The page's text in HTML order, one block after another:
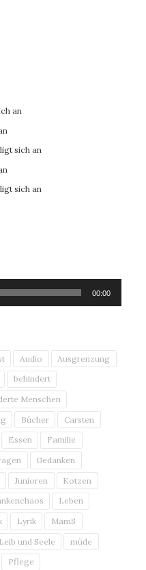
an
sich an
sich an
00:00
Audio
Ausgrenzung
behindert
Menschen
Bücher
Carsten
Essen
Familie
Gedanken
Junioren
Kotzen
Leben
Lyrik
MamS
und Seele
müde
Pflege